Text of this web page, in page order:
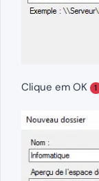
Clique em OK 1